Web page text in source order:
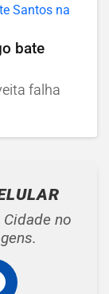
bate
falha
no